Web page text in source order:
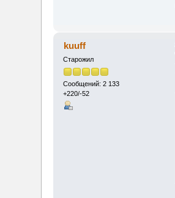
kuuff
Старожил
Сообщений: 2 133
+220/-52